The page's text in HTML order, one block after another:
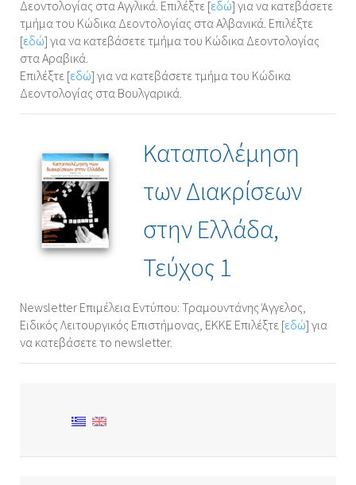
Δεοντολογίας στα Aγγλικά. Επιλέξτε [εδώ] για να κατεβάσετε
τμήμα του Κώδικα Δεοντολογίας στα Αλβανικά. Επιλέξτε
[εδώ] για να κατεβάσετε τμήμα του Κώδικα Δεοντολογίας
στα Αραβικά.
Επιλέξτε [εδώ] για να κατεβάσετε τμήμα του Κώδικα
Δεοντολογίας στα Βουλγαρικά.
Καταπολέμηση
των Διακρίσεων
στην Ελλάδα,
Τεύχος 1
Newsletter Επιμέλεια Εντύπου: Τραμουντάνης Άγγελος,
Ειδικός Λειτουργικός Επιστήμονας, ΕΚΚΕ Επιλέξτε [εδώ] για
να κατεβάσετε το newsletter.